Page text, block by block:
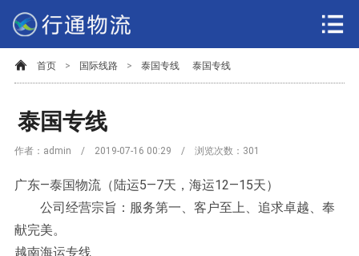
首页 > 国际线路 > 泰国专线 泰国专线
泰国专线
作者：admin / 2019-07-16 00:29 / 浏览次数： 301
广东—泰国物流（陆运5—7天，海运12—15天）
公司经营宗旨：服务第一、客户至上、追求卓越、奉
献完美。
越南海运专线